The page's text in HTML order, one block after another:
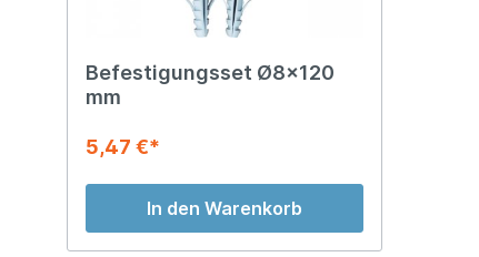
Befestigungsset Ø8x120
mm
5,47 €*
In den Warenkorb